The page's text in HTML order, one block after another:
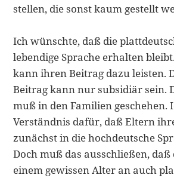
stellen, die sonst kaum gestellt
Ich wünschte, daß die
lebendige Sprache erhalten
kann ihren Beitrag dazu leisten.
Beitrag kann nur subsidiär sein.
muß in den Familien geschehen.
Verständ­nis dafür, daß Eltern
zunächst in die hochdeutsche
Doch muß das ausschließen,
einem gewissen Alter an auch